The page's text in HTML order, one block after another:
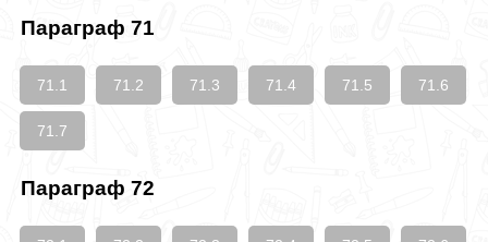
Параграф 71
71.1 71.2 71.3 71.4 71.5 71.6
71.7
Параграф 72